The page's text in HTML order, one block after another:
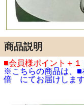
商品説明
■会員様ポイント＋
※こちらの商品は、
倍 にてお届けします